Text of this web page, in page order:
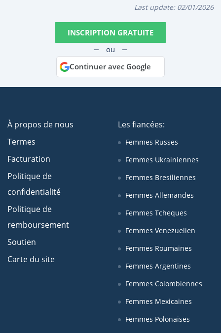
Last update: 02/01/2026
INSCRIPTION GRATUITE
ou
Continuer avec Google
À propos de nous
Termes
Facturation
Politique de
confidentialité
Politique de
remboursement
Soutien
Carte du site
Les fiancées:
Femmes Russes
Femmes Ukrainiennes
Femmes Bresiliennes
Femmes Allemandes
Femmes Tcheques
Femmes Venezuelien
Femmes Roumaines
Femmes Argentines
Femmes Colombiennes
Femmes Mexicaines
Femmes Polonaises